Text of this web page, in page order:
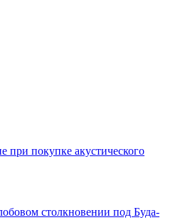
при покупке акустического
столкновении под Буда-